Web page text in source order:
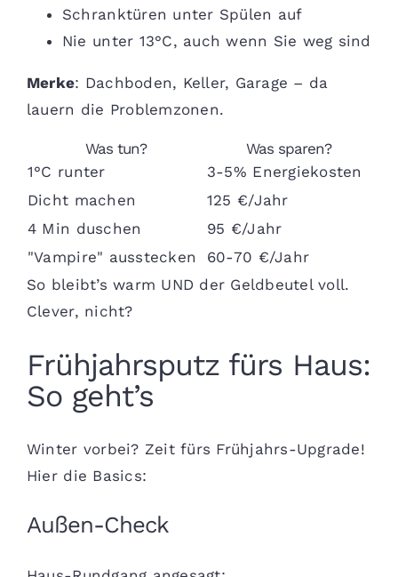
Schranktüren unter Spülen auf
Nie unter 13°C, auch wenn Sie weg sind
Merke: Dachboden, Keller, Garage – da
lauern die Problemzonen.
Was tun?
Was sparen?
1°C runter
3-5% Energiekosten
Dicht machen
125 €/Jahr
4 Min duschen
95 €/Jahr
"Vampire" ausstecken
60-70 €/Jahr
So bleibt’s warm UND der Geldbeutel voll.
Clever, nicht?
Frühjahrsputz fürs Haus:
So geht’s
Winter vorbei? Zeit fürs Frühjahrs-Upgrade!
Hier die Basics:
Außen-Check